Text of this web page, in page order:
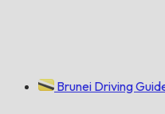
Brunei Driving